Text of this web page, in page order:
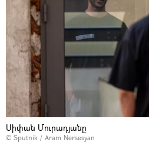
Սիփան Մուրադյանը
© Sputnik / Aram Nersesyan